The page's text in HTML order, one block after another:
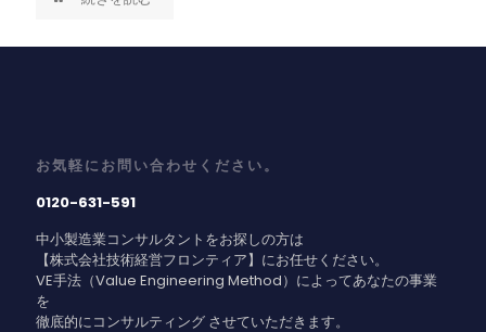
お気軽にお問い合わせください。
0120-631-591
中小製造業コンサルタントをお探しの方は
【株式会社技術経営フロンティア】にお任せください。
VE手法（Value Engineering Method）によってあなたの事業
を
徹底的にコンサルティング させていただきます。